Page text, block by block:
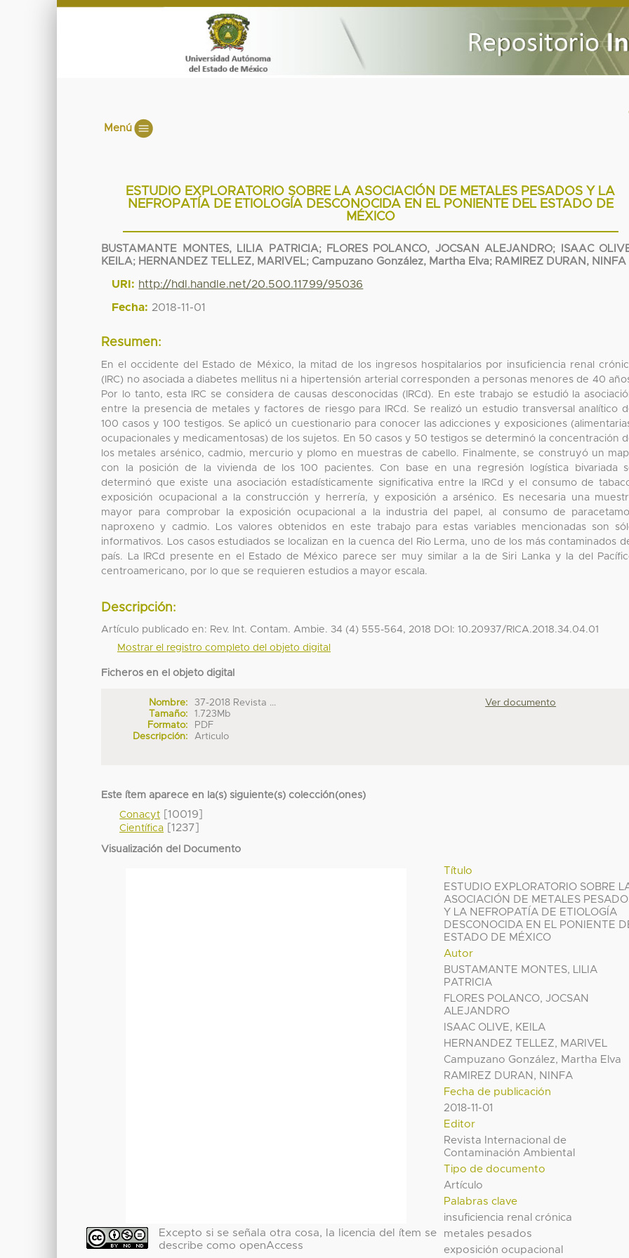
Menú
ESTUDIO EXPLORATORIO SOBRE LA ASOCIACIÓN DE METALES PESADOS Y LA
NEFROPATÍA DE ETIOLOGÍA DESCONOCIDA EN EL PONIENTE DEL ESTADO DE
MÉXICO
BUSTAMANTE MONTES, LILIA PATRICIA; FLORES POLANCO, JOCSAN ALEJANDRO;
ISAAC
KEILA; HERNANDEZ TELLEZ, MARIVEL; Campuzano González, Martha Elva; RAMIREZ DURAN, NINFA
URI: http://hdl.handle.net/20.500.11799/95036
Fecha: 2018-11-01
Resumen:
En el occidente del Estado de México, la mitad de los ingresos hospitalarios por insuficiencia renal
(IRC) no asociada a diabetes mellitus ni a hipertensión arterial corresponden a personas menores de 40
Por lo tanto, esta IRC se considera de causas desconocidas (IRCd). En este trabajo se estudió la
entre la presencia de metales y factores de riesgo para IRCd. Se realizó un estudio transversal analítico
100 casos y 100 testigos. Se aplicó un cuestionario para conocer las adicciones y exposiciones
ocupacionales y medicamentosas) de los sujetos. En 50 casos y 50 testigos se determinó la concentración
los metales arsénico, cadmio, mercurio y plomo en muestras de cabello. Finalmente, se construyó un
con la posición de la vivienda de los 100 pacientes. Con base en una regresión logística bivariada
determinó que existe una asociación estadísticamente significativa entre la IRCd y el consumo de
exposición ocupacional a la construcción y herrería, y exposición a arsénico. Es necesaria una
mayor para comprobar la exposición ocupacional a la industria del papel, al consumo de
naproxeno y cadmio. Los valores obtenidos en este trabajo para estas variables mencionadas son
informativos. Los casos estudiados se localizan en la cuenca del Rio Lerma, uno de los más contaminados
país. La IRCd presente en el Estado de México parece ser muy similar a la de Siri Lanka y la del
centroamericano, por lo que se requieren estudios a mayor escala.
Descripción:
Artículo publicado en: Rev. Int. Contam. Ambie. 34 (4) 555-564, 2018 DOI: 10.20937/RICA.2018.34.04.01
Mostrar el registro completo del objeto digital
Ficheros en el objeto digital
Nombre:
37-2018 Revista ...
Tamaño:
1.723Mb
Formato:
PDF
Descripción:
Articulo
Ver documento
Este ítem aparece en la(s) siguiente(s) colección(ones)
Conacyt [10019]
Científica [1237]
Visualización del Documento
Título
ESTUDIO EXPLORATORIO SOBRE
ASOCIACIÓN DE METALES
Y LA NEFROPATÍA DE ETIOLOGÍA
DESCONOCIDA EN EL PONIENTE
ESTADO DE MÉXICO
Autor
BUSTAMANTE MONTES, LILIA
PATRICIA
FLORES POLANCO, JOCSAN
ALEJANDRO
ISAAC OLIVE, KEILA
HERNANDEZ TELLEZ, MARIVEL
Campuzano González, Martha Elva
RAMIREZ DURAN, NINFA
Fecha de publicación
2018-11-01
Editor
Revista Internacional de
Contaminación Ambiental
Tipo de documento
Artículo
Palabras clave
insuficiencia renal crónica
metales pesados
exposición ocupacional
Excepto si se señala otra cosa, la licencia del ítem se
describe como openAccess